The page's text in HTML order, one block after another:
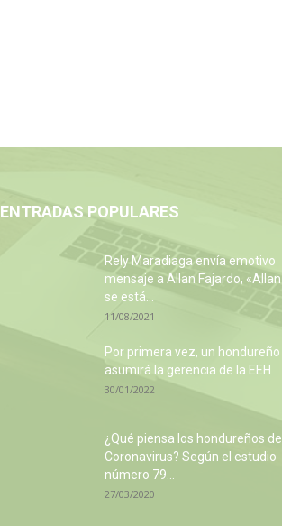
ENTRADAS POPULARES
Rely Maradiaga envía emotivo
mensaje a Allan Fajardo, «Allan
se está...
11/08/2021
Por primera vez, un hondureño
asumirá la gerencia de la EEH
30/01/2022
¿Qué piensa los hondureños del
Coronavirus? Según el estudio
número 79...
27/03/2020